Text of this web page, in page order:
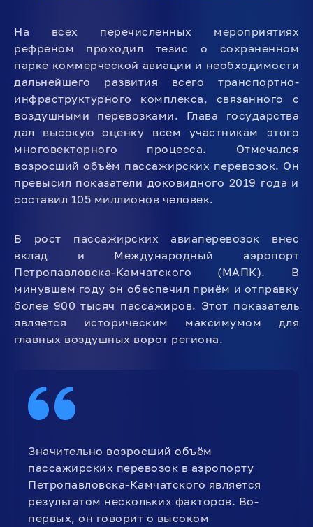
На всех перечисленных мероприятиях
рефреном проходил тезис о сохраненном
парке коммерческой авиации и необходимости
дальнейшего развития всего транспортно-
инфраструктурного комплекса, связанного с
воздушными перевозками. Глава государства
дал высокую оценку всем участникам этого
многовекторного процесса. Отмечался
возросший объём пассажирских перевозок. Он
превысил показатели доковидного 2019 года и
составил 105 миллионов человек.
В рост пассажирских авиаперевозок внес
вклад и Международный аэропорт
Петропавловска-Камчатского (МАПК). В
минувшем году он обеспечил приём и отправку
более 900 тысяч пассажиров. Этот показатель
является историческим максимумом для
главных воздушных ворот региона.
Значительно возросший объём
пассажирских перевозок в аэропорту
Петропавловска-Камчатского является
результатом нескольких факторов. Во-
первых, он говорит о высоком